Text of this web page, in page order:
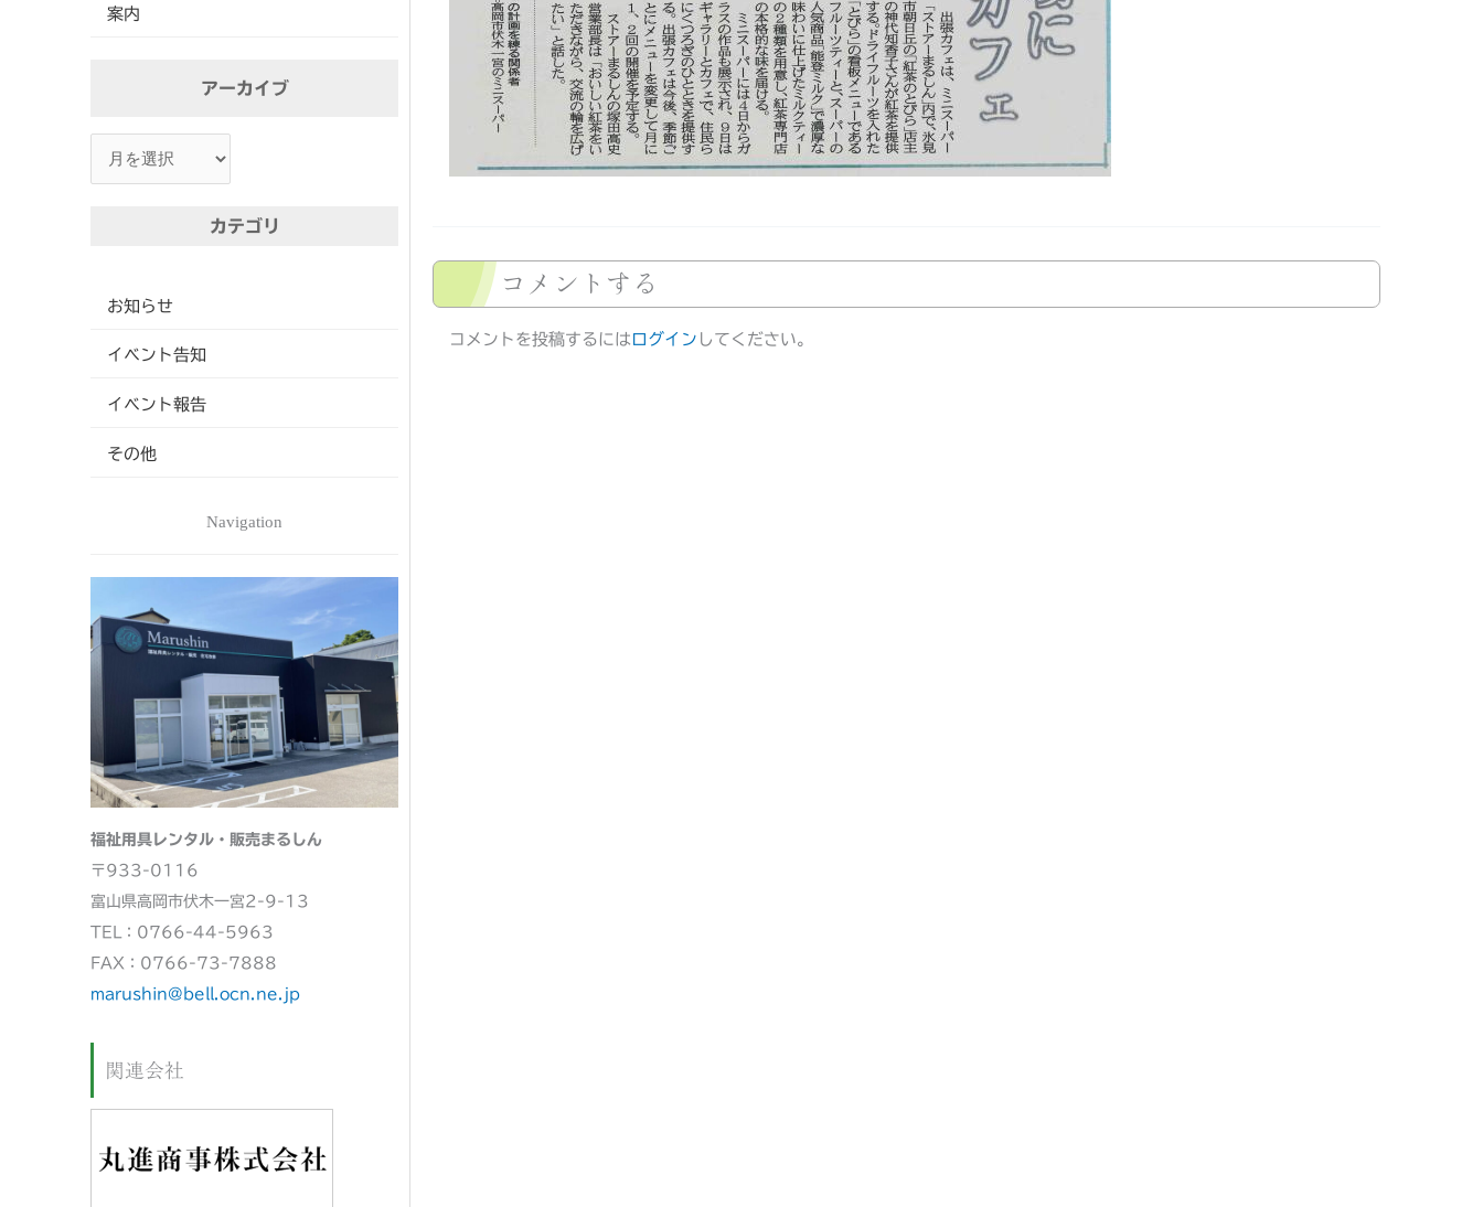
案内
アーカイブ
カテゴリ
お知らせ
イベント告知
イベント報告
その他
Navigation
福祉用具レンタル・販売まるしん
〒933-0116
富山県高岡市伏木一宮2-9-13
TEL：0766-44-5963
FAX：0766-73-7888
marushin@bell.ocn.ne.jp
関連会社
コメントする
コメントを投稿するには ログイン してください。